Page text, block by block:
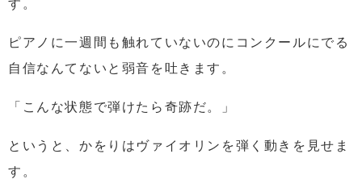
す。
ピアノに一週間も触れていないのにコンクールにでる
自信なんてないと弱音を吐きます。
「こんな状態で弾けたら奇跡だ。」
というと、かをりはヴァイオリンを弾く動きを見せま
す。